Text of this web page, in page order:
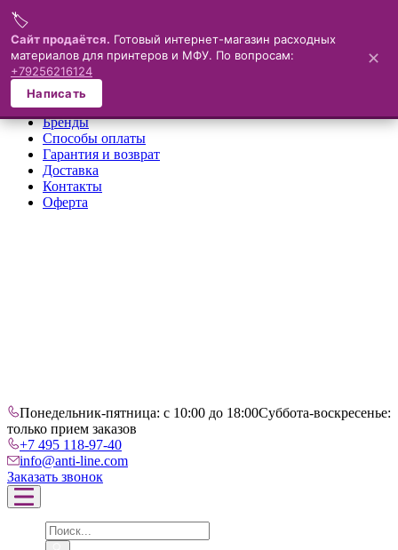
Меню
×
О компании
Каталог
Бренды
Способы оплаты
Гарантия и возврат
Доставка
Контакты
Оферта
Понедельник-пятница: с 10:00 до 18:00Суббота-воскресенье:
только прием заказов
+7 495 118-97-40
info@anti-line.com
Заказать звонок
🏷️
Сайт продаётся. Готовый интернет-магазин расходных
материалов для принтеров и МФУ. По вопросам:
+79256216124
Написать
✕